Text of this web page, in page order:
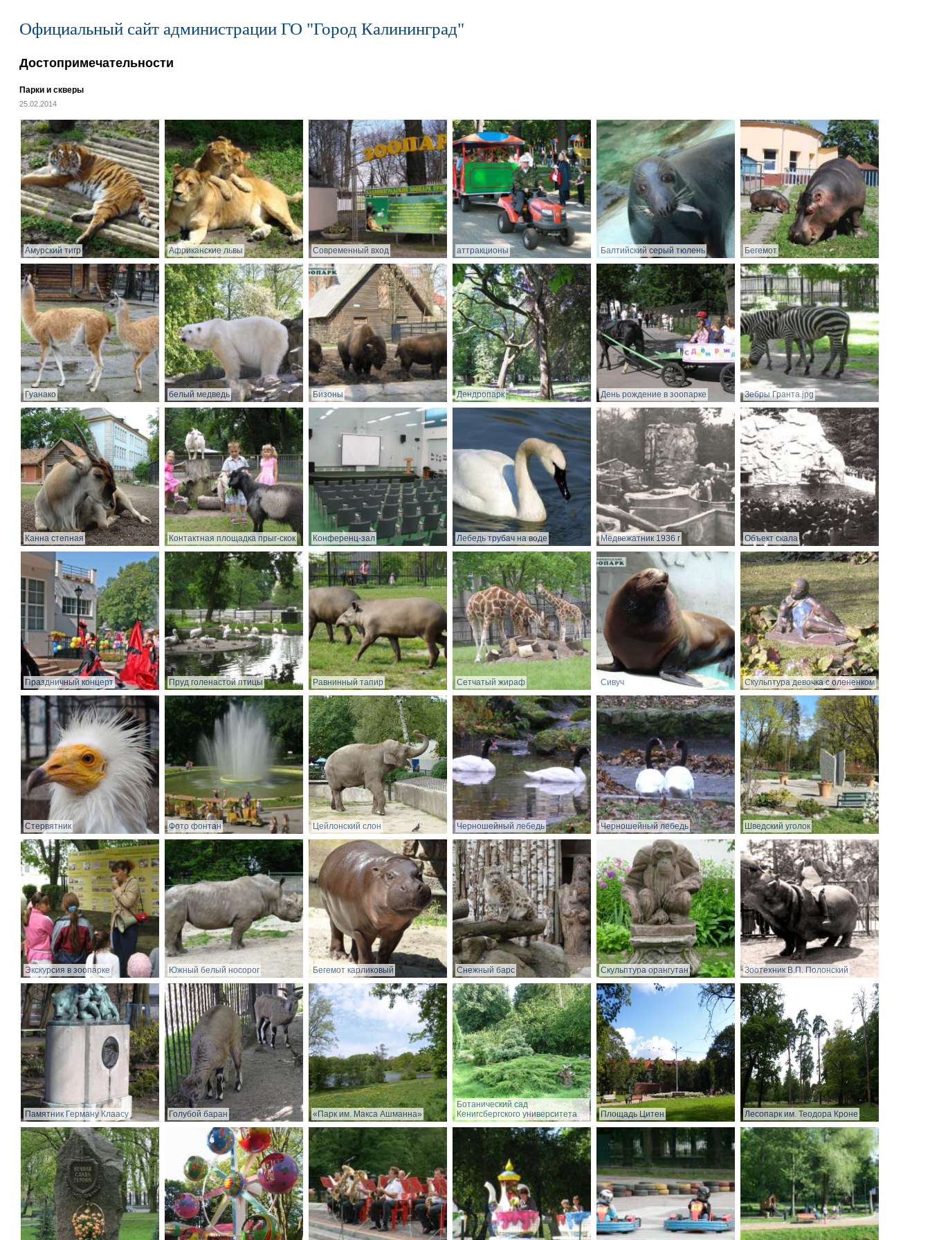
Официальный сайт администрации ГО "Город Калининград"
Достопримечательности
Парки и скверы
25.02.2014
Амурский тигр Африканские львы Современный вход аттракционы Балтийский серый тюлень Бегемот
Гуанако белый медведь Бизоны Дендропарк День рождение в зоопарке Зебры Гранта.jpg
Канна степная Контактная площадка прыг-скок Конференц-зал Лебедь трубач на воде Медвежатник 1936 г Объект скала
Праздничный концерт Пруд голенастой птицы Равнинный тапир Сетчатый жираф Сивуч Скульптура девочка с олененком
Стервятник Фото фонтан Цейлонский слон Черношейный лебедь Черношейный лебедь Шведский уголок
Экскурсия в зоопарке Южный белый носорог Бегемот карликовый Снежный барс Скульптура орангутан Зоотехник В.П. Полонский
Памятник Герману Клаасу Голубой баран «Парк им. Макса Ашманна»
Ботанический сад
Кенигсбергского университета
Площадь Цитен Лесопарк им. Теодора Кроне